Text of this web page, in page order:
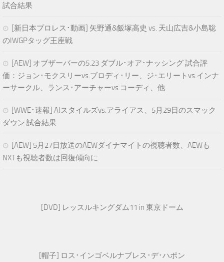
試合結果
[新日本プロレス･動画] 矢野通&飯塚高史 vs. 天山広吉&小島聡
のIWGPタッグ王座戦
[AEW] オブザーバーの5.23 ダブル･オア･ナッシング 試合評
価：ジョン･モクスリーvs.ブロディ･リー、ジ･エリートvs.インナ
ーサークル、ランス･アーチャーvs.コーディ、他
[WWE･速報] AJスタイルズvs.アライアス、5月29日のスマック
ダウン 試合結果
[AEW] 5月27日放送のAEWダイナマイトの視聴者数、AEWも
NXTも視聴者数は回復傾向に
[DVD] レッスルキングダム11 in 東京ドーム
[帽子] ロス･インゴベルナブレス･デ･ハポン